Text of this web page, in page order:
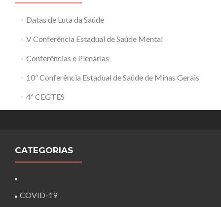
Datas de Luta da Saúde
V Conferência Estadual de Saúde Mental
Conferências e Plenárias
10ª Conferência Estadual de Saúde de Minas Gerais
4ª CEGTES
CATEGORIAS
COVID-19